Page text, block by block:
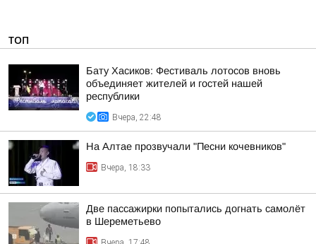
ТОП
Бату Хасиков: Фестиваль лотосов вновь
объединяет жителей и гостей нашей
республики
Вчера, 22:48
На Алтае прозвучали "Песни кочевников"
Вчера, 18:33
Две пассажирки попытались догнать самолёт
в Шереметьево